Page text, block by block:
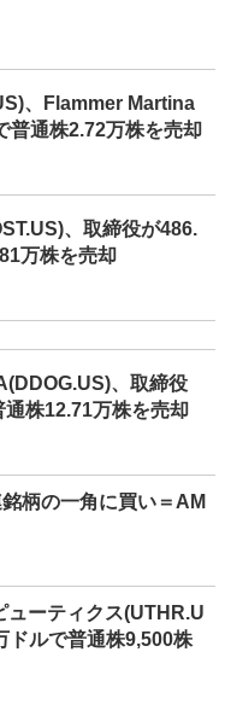
、Flammer Martina
普通株2.72万株を売却
、取締役が486.
万株を売却
、取締役
株12.71万株を売却
柄の一角に買い＝AM
ューティクス(UTHR.U
ドルで普通株9,500株